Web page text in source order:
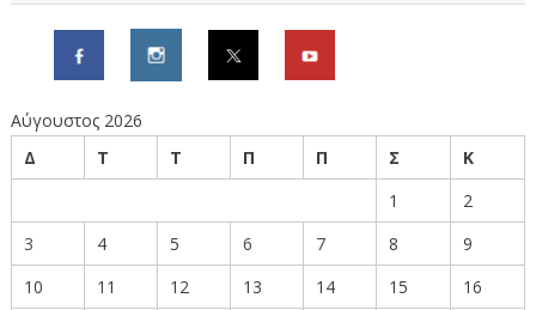
Αύγουστος 2026
Δ
Τ Τ Π Π Σ
Κ
1
2
3
4 5 6 7 8
9
10
11 12 13 14 15
16